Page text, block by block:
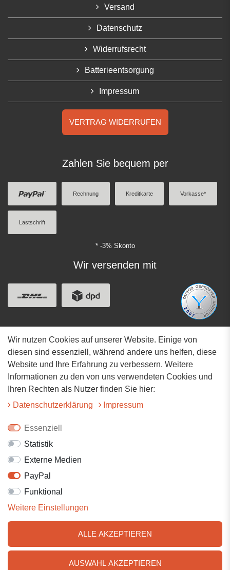
Versand
Datenschutz
Widerrufsrecht
Batterieentsorgung
Impressum
VERTRAG WIDERRUFEN
Zahlen Sie bequem per
Rechnung Kreditkarte Vorkasse*
Lastschrift
* -3% Skonto
Wir versenden mit
Adresse
Hauptstrasse 34
73117 Wangen
07161-9566068
© 2025 Tiervitalshop | Webentwicklung & Webdesign
Wir nutzen Cookies auf unserer Website. Einige von
diesen sind essenziell, während andere uns helfen, diese
Website und Ihre Erfahrung zu verbessern. Weitere
Informationen zu den von uns verwendeten Cookies und
Ihren Rechten als Nutzer finden Sie hier:
Daten­schutz­erklärung
Impressum
Essenziell
Statistik
Externe Medien
PayPal
Funktional
Weitere Einstellungen
ALLE AKZEPTIEREN
AUSWAHL AKZEPTIEREN